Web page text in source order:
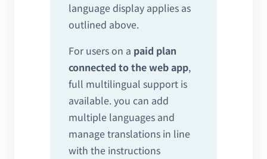
language display applies as
outlined above.
For users on a paid plan
connected to the web app,
full multilingual support is
available. you can add
multiple languages and
manage translations in line
with the instructions